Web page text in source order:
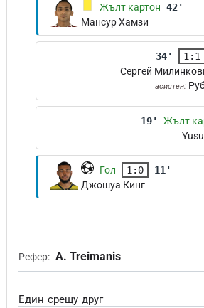
Жълт картон 42'
Мансур Хамзи
34' 1:1
Сергей
асистен:
19'
Жълт
Гол 1:0
11'
Джошуа Кинг
Рефер: A. Treimanis
Един срещу друг